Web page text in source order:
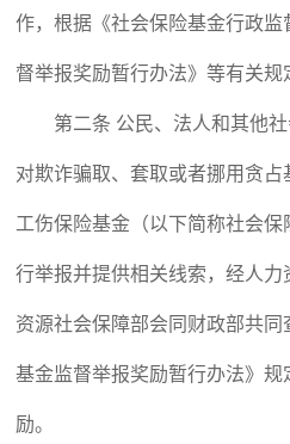
作，根据《社会保险基金行政
督举报奖励暂行办法》等有关规
第二条 公民、法人和其他社
对欺诈骗取、套取或者挪用贪占
工伤保险基金（以下简称社会
行举报并提供相关线索，经人
资源社会保障部会同财政部共
基金监督举报奖励暂行办法》
励。